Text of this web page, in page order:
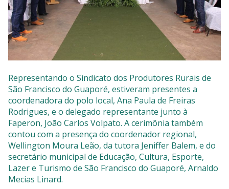
Representando o Sindicato dos Produtores Rurais de
São Francisco do Guaporé, estiveram presentes a
coordenadora do polo local, Ana Paula de Freiras
Rodrigues, e o delegado representante junto à
Faperon, João Carlos Volpato. A cerimônia também
contou com a presença do coordenador regional,
Wellington Moura Leão, da tutora Jeniffer Balem, e do
secretário municipal de Educação, Cultura, Esporte,
Lazer e Turismo de São Francisco do Guaporé, Arnaldo
Mecias Linard.